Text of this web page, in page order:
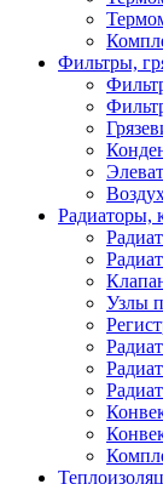
Фильтры,
Радиаторы,
Узлы